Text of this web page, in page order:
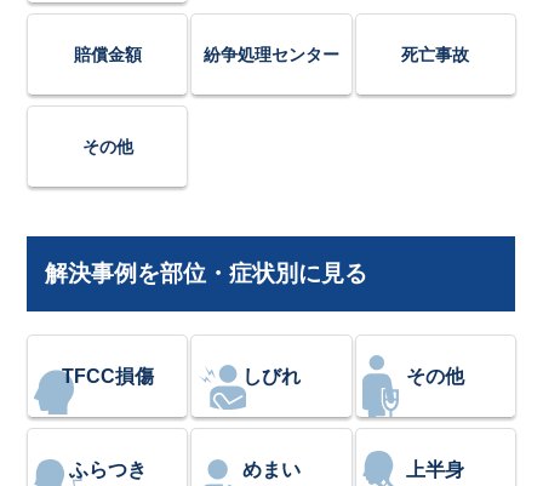
賠償金額 紛争処理センター 死亡事故
その他
解決事例を部位・症状別に見る
TFCC損傷 しびれ その他
ふらつき めまい 上半身